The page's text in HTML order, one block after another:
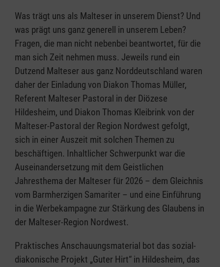
Was trägt uns als Malteser in unserem Dienst? Und
was prägt uns ganz generell in unserem Leben?
Fragen, die man nicht nebenbei beantwortet, für die
man sich Zeit nehmen muss. Jeweils rund ein
Dutzend Malteser aus ganz Norddeutschland waren
daher der Einladung von Diakon Thomas Müller,
Referent Malteser Pastoral in der Diözese
Hildesheim, und Diakon Thomas Kleibrink von der
Malteser-Pastoral der Region Nordwest gefolgt,
sich in einer Auszeit mit solchen Themen zu
beschäftigen. Inhaltlicher Schwerpunkt war die
Auseinandersetzung mit dem Geistlichen
Jahresthema der Malteser für 2026 – dem Gleichnis
vom Barmherzigen Samariter – und eine Einführung
in die Werbekampagne zur Stärkung des Glaubens in
der Malteser-Region Nordwest.
Praktisches Anschauungsmaterial bot das sozial-
diakonische Projekt „Guter Hirt“ in Hildesheim, das